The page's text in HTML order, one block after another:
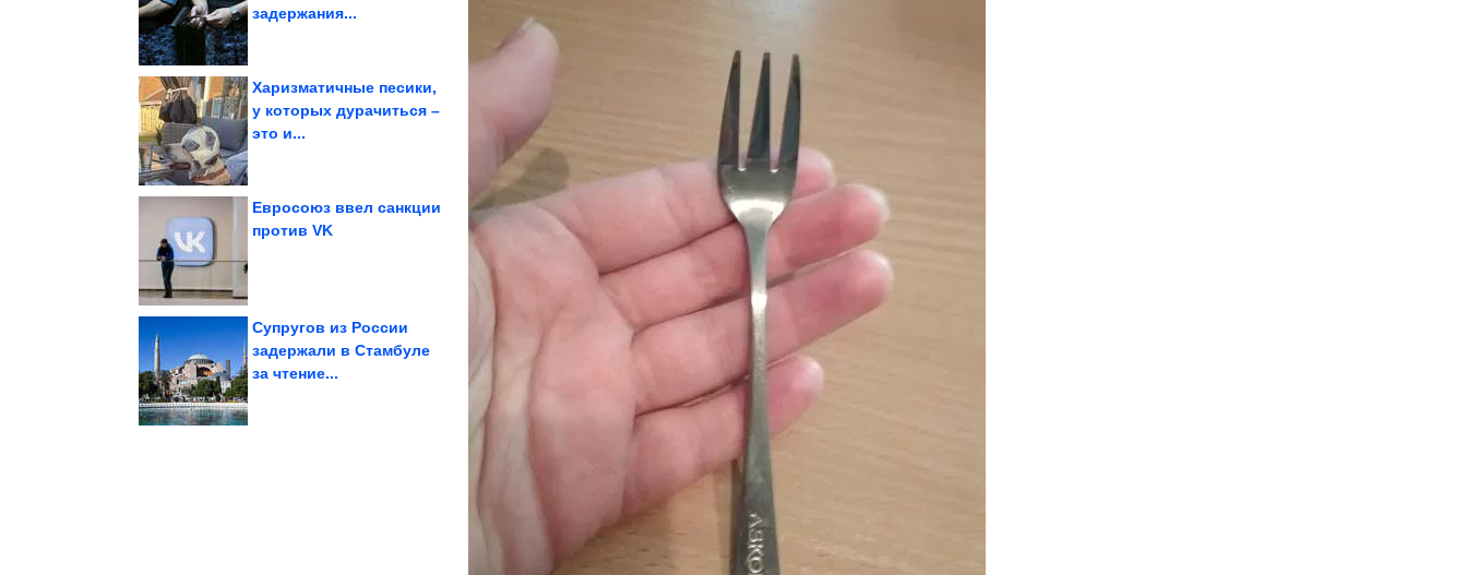
задержания...
Харизматичные песики,
у которых дурачиться –
это и...
Евросоюз ввел санкции
против VK
Актрисы-красавицы,
которые опустились на
Супругов из России
задержали в Стамбуле
за чтение...